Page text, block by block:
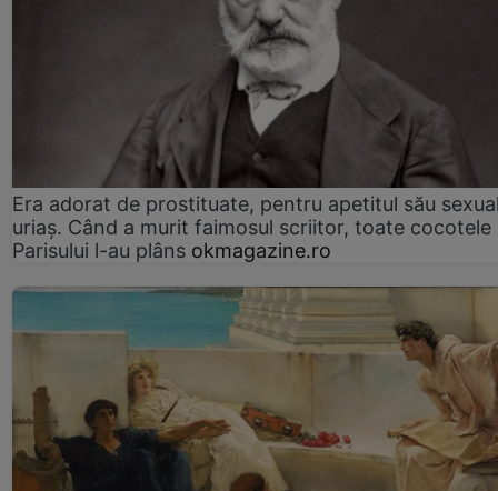
Era adorat de prostituate, pentru apetitul său
uriaș. Când a murit faimosul scriitor, toate cocotele
Parisului l-au plâns okmagazine.ro